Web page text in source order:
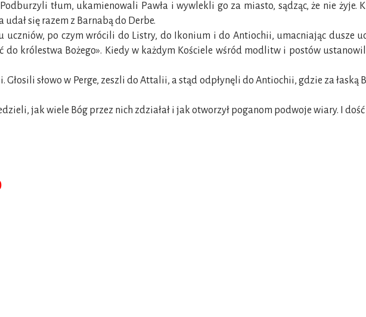
tłum, ukamienowali Pawła i wywlekli go za miasto, sądząc, że nie żyje.
się razem z Barnabą do Derbe.
uczniów, po czym wrócili do Listry, do Ikonium i do Antiochii, umacniając dusze
do królestwa Bożego». Kiedy w każdym Kościele wśród modlitw i postów
słowo w Perge, zeszli do Attalii, a stąd odpłynęli do Antiochii, gdzie za łaską
jak wiele Bóg przez nich zdziałał i jak otworzył poganom podwoje wiary. I